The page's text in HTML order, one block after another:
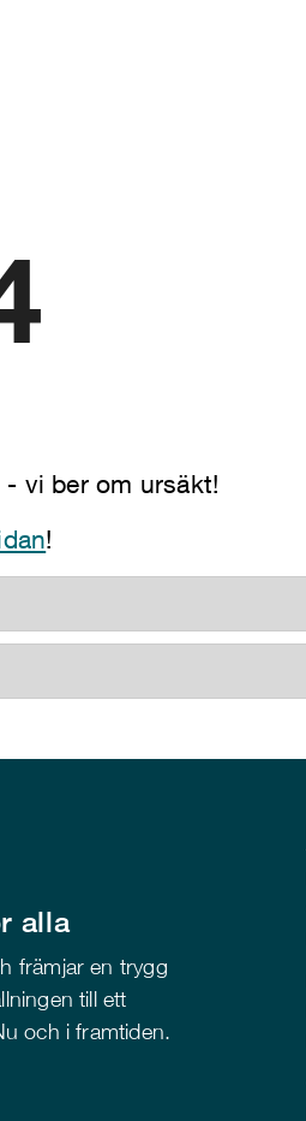
vi ber om ursäkt!
!
alla
främjar en trygg
till ett
och i framtiden.